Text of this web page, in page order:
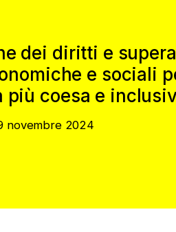
dei diritti e
e sociali
più coesa e
novembre 2024